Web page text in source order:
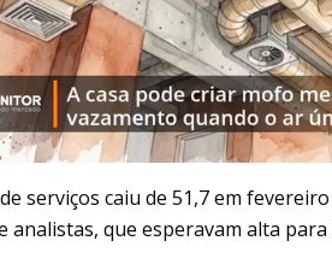
serviços caiu de 51,7 em
analistas, que esperavam alta para